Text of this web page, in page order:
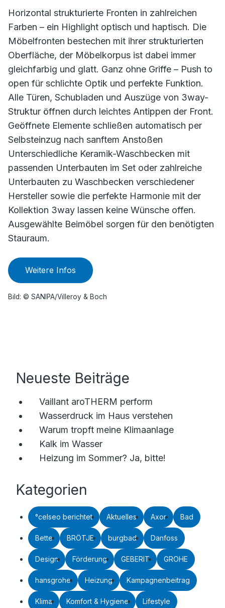
Horizontal strukturierte Fronten in zahlreichen
Farben – ein Highlight optisch und haptisch. Die
Möbelfronten bestechen mit ihrer strukturierten
Oberfläche, der Möbelkorpus ist dabei immer
gleichfarbig und glatt. Ganz ohne Griffe – Push to
open für schlichte Optik und perfekte Funktion.
Alle Türen, Schubladen und Auszüge von 3way-
Struktur öffnen durch leichtes Antippen der Front.
Geöffnete Elemente schließen automatisch per
Selbsteinzug nach sanftem Anstoßen
Unterschiedliche Keramik-Waschbecken mit
passenden Unterbauten im Set oder zahlreiche
Unterbauten zu Waschbecken verschiedener
Hersteller sowie die perfekte Harmonie mit der
Kollektion 3way lassen keine Wünsche offen.
Ausgewählte Beimöbel sorgen für den benötigten
Stauraum.
Weitere Infos
Bild: © SANIPA/Villeroy & Boch
Neueste Beiträge
Vaillant aroTHERM perform
Wasserdruck im Haus verstehen
Warum tropft meine Klimaanlage
Kalk im Wasser
Heizung im Sommer? Ja, bitte!
Kategorien
°celseo berichtet Aktuelles Axor Bad
Bette BRÖTJE burgbad Danfoss
Design Förderung GEBERIT GROHE
hansgrohe Heizung Kampagnenbeitrag
Klima Komfort & Hygiene Lifestyle